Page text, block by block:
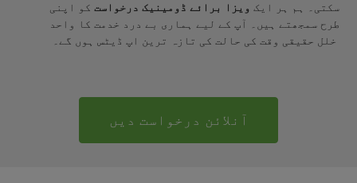
سکتی۔ ہم ہر ایک ویزا برائے ڈومینیک درخواست کو اپنی
طرح سمجھتے ہیں۔ آپ کے لیے ہماری بے درد خدمت کا واحد
خلل حقیقی وقت کی حالت کی تازہ ترین اپ ڈیٹس ہوں گے۔
آنلائن درخواست دیں